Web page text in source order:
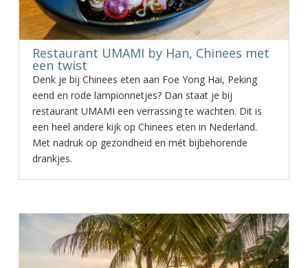
Restaurant UMAMI by Han, Chinees met
een twist
Denk je bij Chinees eten aan Foe Yong Hai, Peking
eend en rode lampionnetjes? Dan staat je bij
restaurant UMAMI een verrassing te wachten. Dit is
een heel andere kijk op Chinees eten in Nederland.
Met nadruk op gezondheid en mét bijbehorende
drankjes.